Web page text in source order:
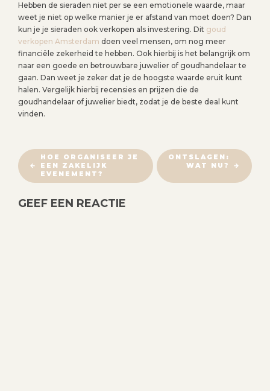
Hebben de sieraden niet per se een emotionele waarde, maar
weet je niet op welke manier je er afstand van moet doen? Dan
kun je je sieraden ook verkopen als investering. Dit goud
verkopen Amsterdam doen veel mensen, om nog meer
financiële zekerheid te hebben. Ook hierbij is het belangrijk om
naar een goede en betrouwbare juwelier of goudhandelaar te
gaan. Dan weet je zeker dat je de hoogste waarde eruit kunt
halen. Vergelijk hierbij recensies en prijzen die de
goudhandelaar of juwelier biedt, zodat je de beste deal kunt
vinden.
B
E
I
HOE ORGANISEER JE
EEN ZAKELIJK
EVENEMENT?
ONTSLAGEN:
WAT NU?
GEEF EEN REACTIE